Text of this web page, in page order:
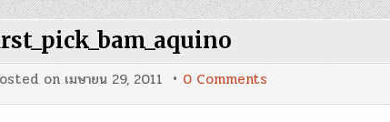
on เมษายน 29, 2011 0 Comments